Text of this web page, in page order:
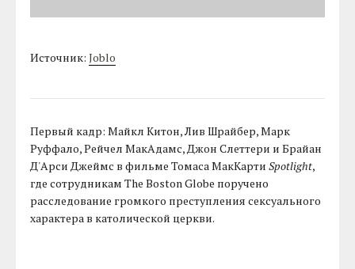
Источник:Joblo
Первый кадр: Майкл Китон, Лив Шрайбер, Марк
Руффало, Рейчел МакАдамс, Джон Слеттери и Брайан
Д'Арси Джеймс в фильме Томаса МакКартиSpotlight,
где сотрудникам The Boston Globe поручено
расследование громкого преступления сексуального
характера в католической церкви.